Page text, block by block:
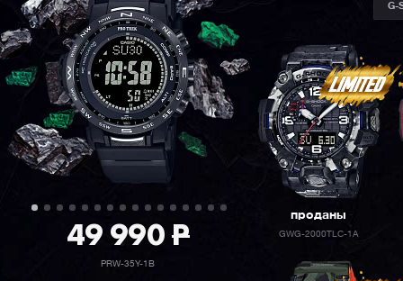
49 990P
PRW-35Y-1B
G-
проданы
GWG-2000TLC-1A